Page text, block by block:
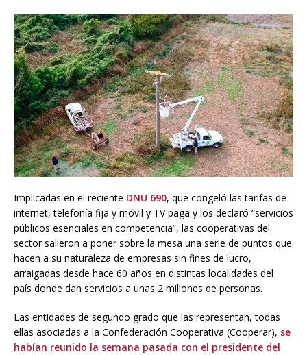
Implicadas en el reciente DNU 690, que congeló las tarifas de
internet, telefonía fija y móvil y TV paga y los declaró “servicios
públicos esenciales en competencia”, las cooperativas del
sector salieron a poner sobre la mesa una serie de puntos que
hacen a su naturaleza de empresas sin fines de lucro,
arraigadas desde hace 60 años en distintas localidades del
país donde dan servicios a unas 2 millones de personas.
Las entidades de segundo grado que las representan, todas
ellas asociadas a la Confederación Cooperativa (Cooperar), se
habían reunido la semana pasada con el presidente del